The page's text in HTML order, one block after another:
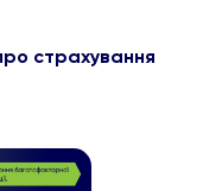
страхування